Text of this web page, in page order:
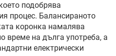
подобрява
процес. Балансираното
коронка намалява
време на дълга употреба, а
електрически